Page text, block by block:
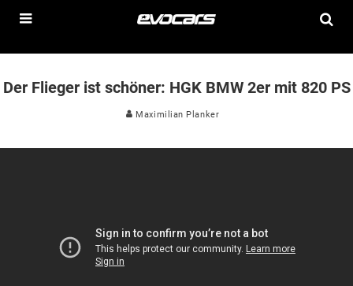
Der Flieger ist schöner: HGK BMW 2er mit 820 PS
Maximilian Planker